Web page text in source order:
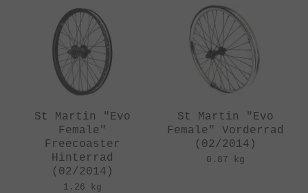
St Martin "Evo
Female"
Freecoaster
Hinterrad
(02/2014)
1.26 kg
St Martin "Evo
Female" Vorderrad
(02/2014)
0.87 kg